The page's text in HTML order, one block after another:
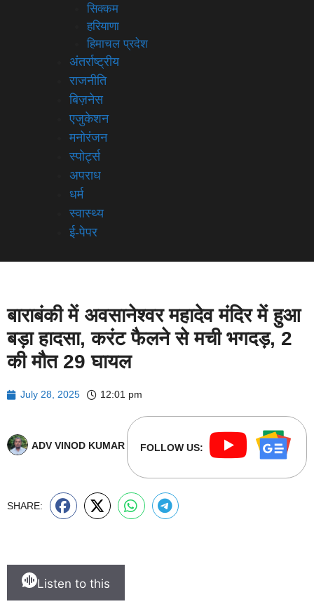
सिक्कम
हरियाणा
हिमाचल प्रदेश
अंतर्राष्ट्रीय
राजनीति
बिज़नेस
एजुकेशन
मनोरंजन
स्पोर्ट्स
अपराध
धर्म
स्वास्थ्य
ई-पेपर
बाराबंकी में अवसानेश्वर महादेव मंदिर में हुआ
बड़ा हादसा, करंट फैलने से मची भगदड़, 2
की मौत 29 घायल
July 28, 2025 12:01 pm
ADV VINOD KUMAR FOLLOW US:
SHARE:
Listen to this